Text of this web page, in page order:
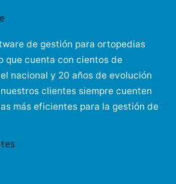
de gestión para ortopedias
que cuenta con cientos de
nacional y 20 años de evolución
clientes siempre cuenten
más eficientes para la gestión de